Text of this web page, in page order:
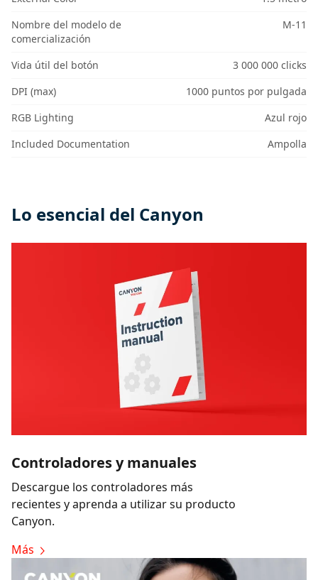
Nombre del modelo de
comercialización
M-11
Vida útil del botón
3 000 000 clicks
DPI (max)
1000 puntos por pulgada
RGB Lighting
Azul rojo
Included Documentation
Ampolla
Lo esencial del Canyon
Controladores y manuales
Descargue los controladores más
recientes y aprenda a utilizar su producto
Canyon.
Más